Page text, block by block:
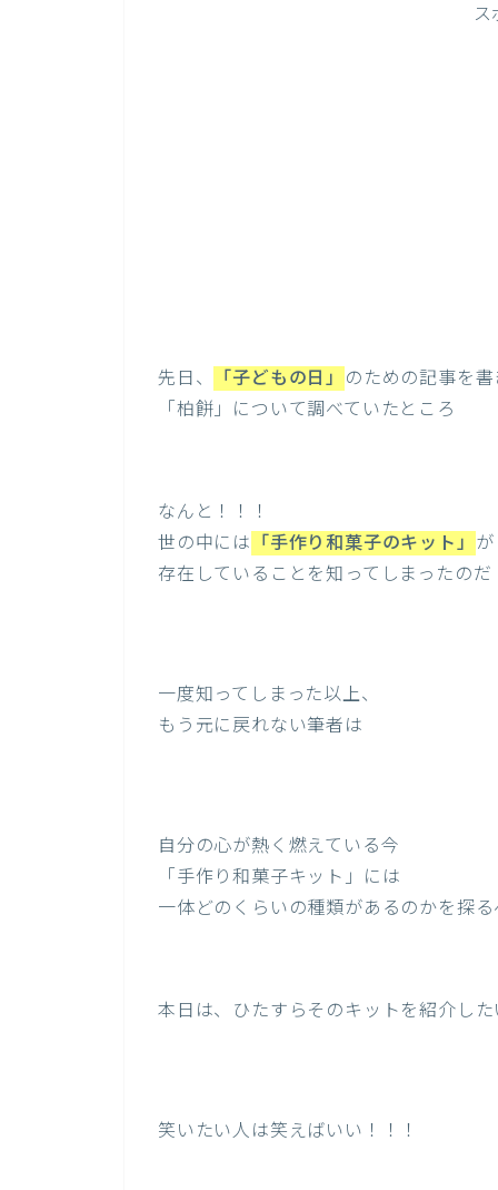
ス
先日、 「子どもの日」 のための記事を
「柏餅」について調べていたところ
なんと！！！
世の中には 「手作り和菓子のキット」 が
存在していることを知ってしまったのだ
一度知ってしまった以上、
もう元に戻れない筆者は
自分の心が熱く燃えている今
「手作り和菓子キット」には
一体どのくらいの種類があるのかを探る
本日は、ひたすらそのキットを紹介した
笑いたい人は笑えばいい！！！